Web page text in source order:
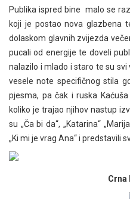
Publika ispred bine malo se
koji je postao nova glazbena
dolaskom glavnih zvijezda
pucali od energije te doveli
nalazilo i mlado i staro te su
vesele note specifičnog stila
pjesma, pa čak i ruska
koliko je trajao njihov nastup
su „Ča bi da“, „Katarina“
„Ki mi je vrag Ana“ i predstavili
Crna